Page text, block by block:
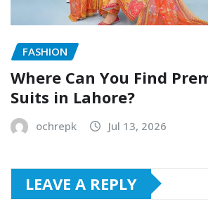
FASHION
Where Can You Find
Suits in Lahore?
ochrepk Jul 13, 2026
LEAVE A REPLY